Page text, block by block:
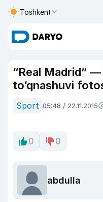
Toshkent
“Real Madrid”
to‘qnashuvi
Sport 05:48 / 22.11.2015
0 0
abdulla